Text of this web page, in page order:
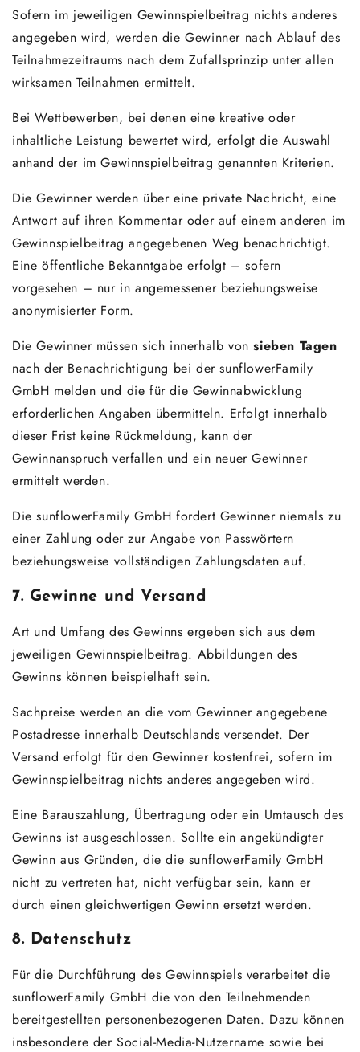
Sofern im jeweiligen Gewinnspielbeitrag nichts anderes
angegeben wird, werden die Gewinner nach Ablauf des
Teilnahmezeitraums nach dem Zufallsprinzip unter allen
wirksamen Teilnahmen ermittelt.
Bei Wettbewerben, bei denen eine kreative oder
inhaltliche Leistung bewertet wird, erfolgt die Auswahl
anhand der im Gewinnspielbeitrag genannten Kriterien.
Die Gewinner werden über eine private Nachricht, eine
Antwort auf ihren Kommentar oder auf einem anderen im
Gewinnspielbeitrag angegebenen Weg benachrichtigt.
Eine öffentliche Bekanntgabe erfolgt – sofern
vorgesehen – nur in angemessener beziehungsweise
anonymisierter Form.
Die Gewinner müssen sich innerhalb vonsieben Tagen
nach der Benachrichtigung bei der sunflowerFamily
GmbH melden und die für die Gewinnabwicklung
erforderlichen Angaben übermitteln. Erfolgt innerhalb
dieser Frist keine Rückmeldung, kann der
Gewinnanspruch verfallen und ein neuer Gewinner
ermittelt werden.
Die sunflowerFamily GmbH fordert Gewinner niemals zu
einer Zahlung oder zur Angabe von Passwörtern
beziehungsweise vollständigen Zahlungsdaten auf.
7. Gewinne und Versand
Art und Umfang des Gewinns ergeben sich aus dem
jeweiligen Gewinnspielbeitrag. Abbildungen des
Gewinns können beispielhaft sein.
Sachpreise werden an die vom Gewinner angegebene
Postadresse innerhalb Deutschlands versendet. Der
Versand erfolgt für den Gewinner kostenfrei, sofern im
Gewinnspielbeitrag nichts anderes angegeben wird.
Eine Barauszahlung, Übertragung oder ein Umtausch des
Gewinns ist ausgeschlossen. Sollte ein angekündigter
Gewinn aus Gründen, die die sunflowerFamily GmbH
nicht zu vertreten hat, nicht verfügbar sein, kann er
durch einen gleichwertigen Gewinn ersetzt werden.
8. Datenschutz
Für die Durchführung des Gewinnspiels verarbeitet die
sunflowerFamily GmbH die von den Teilnehmenden
bereitgestellten personenbezogenen Daten. Dazu können
insbesondere der Social-Media-Nutzername sowie bei